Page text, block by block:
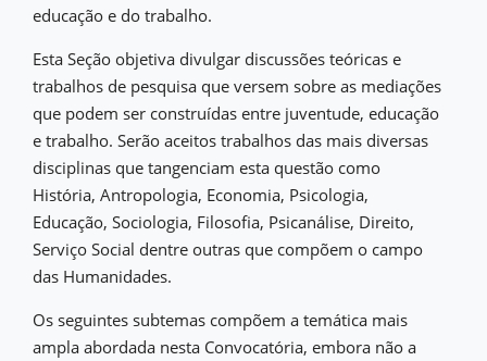
educação e do trabalho.
Esta Seção objetiva divulgar discussões teóricas e
trabalhos de pesquisa que versem sobre as mediações
que podem ser construídas entre juventude, educação
e trabalho. Serão aceitos trabalhos das mais diversas
disciplinas que tangenciam esta questão como
História, Antropologia, Economia, Psicologia,
Educação, Sociologia, Filosofia, Psicanálise, Direito,
Serviço Social dentre outras que compõem o campo
das Humanidades.
Os seguintes subtemas compõem a temática mais
ampla abordada nesta Convocatória, embora não a